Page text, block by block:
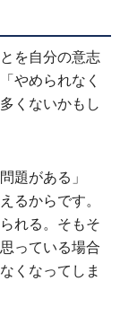
を自分の意志
やめられなく
くないかもし
題がある」
るからです。
れる。そもそ
っている場合
くなってしま